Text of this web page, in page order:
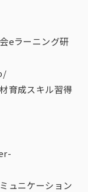
eラーニング研
育成スキル習得
ュニケーション